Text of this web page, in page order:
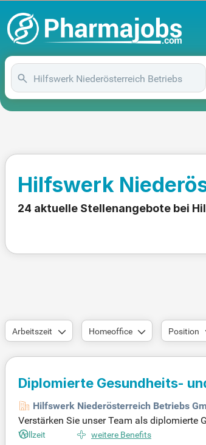
Hilfswerk
24 aktuelle Stellenangebote bei
Arbeitszeit Homeoffice Position
Diplomierte Gesundheits-
(w/m/d)
Hilfswerk Niederösterreich Betriebs
Verstärken Sie unser Team als diplomierte
ch, unterstützen Sie bei Kundeneinsätzen
Vollzeit weitere Benefits